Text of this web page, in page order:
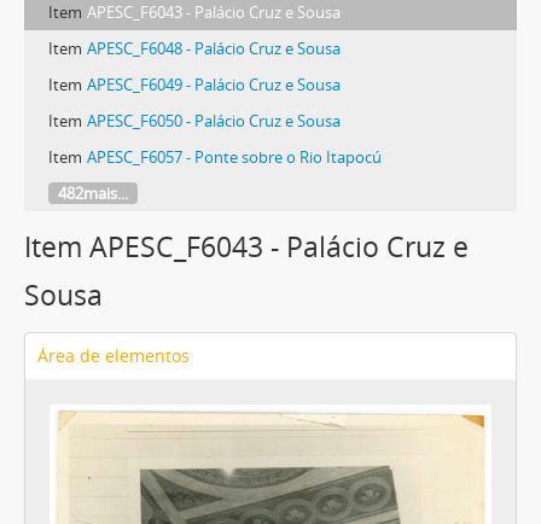
Item APESC_F6043 - Palácio Cruz e Sousa
Item APESC_F6048 - Palácio Cruz e Sousa
Item APESC_F6049 - Palácio Cruz e Sousa
Item APESC_F6050 - Palácio Cruz e Sousa
Item APESC_F6057 - Ponte sobre o Rio Itapocú
482mais...
Item APESC_F6043 - Palácio Cruz e
Sousa
Área de elementos